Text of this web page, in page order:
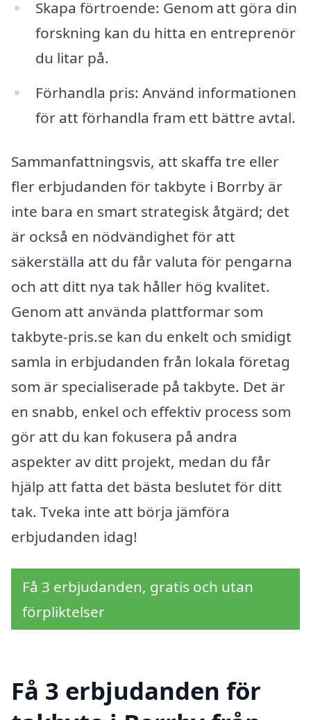
Skapa förtroende: Genom att göra din
forskning kan du hitta en entreprenör
du litar på.
Förhandla pris: Använd informationen
för att förhandla fram ett bättre avtal.
Sammanfattningsvis, att skaffa tre eller
fler erbjudanden för takbyte i Borrby är
inte bara en smart strategisk åtgärd; det
är också en nödvändighet för att
säkerställa att du får valuta för pengarna
och att ditt nya tak håller hög kvalitet.
Genom att använda plattformar som
takbyte-pris.se kan du enkelt och smidigt
samla in erbjudanden från lokala företag
som är specialiserade på takbyte. Det är
en snabb, enkel och effektiv process som
gör att du kan fokusera på andra
aspekter av ditt projekt, medan du får
hjälp att fatta det bästa beslutet för ditt
tak. Tveka inte att börja jämföra
erbjudanden idag!
Få 3 erbjudanden, gratis och utan
förpliktelser
Få 3 erbjudanden för